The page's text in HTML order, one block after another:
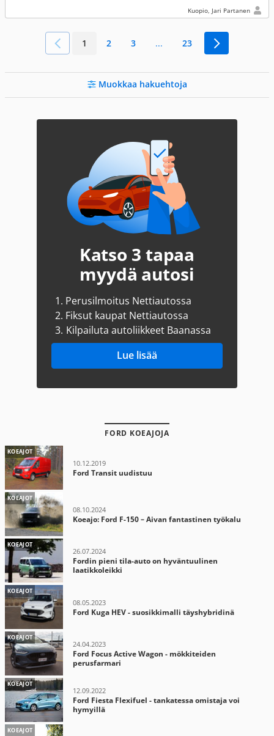
Kuopio, Jari Partanen
1 2 3 ... 23
Muokkaa hakuehtoja
Katso 3 tapaa
myydä autosi
1. Perusilmoitus Nettiautossa
2. Fiksut kaupat Nettiautossa
3. Kilpailuta autoliikkeet Baanassa
Lue lisää
FORD KOEAJOJA
KOEAJOT
10.12.2019
Ford Transit uudistuu
KOEAJOT
08.10.2024
Koeajo: Ford F-150 – Aivan fantastinen työkalu
KOEAJOT
26.07.2024
Fordin pieni tila-auto on hyväntuulinen
laatikkoleikki
KOEAJOT
08.05.2023
Ford Kuga HEV - suosikkimalli täyshybridinä
KOEAJOT
24.04.2023
Ford Focus Active Wagon - mökkiteiden
perusfarmari
KOEAJOT
12.09.2022
Ford Fiesta Flexifuel - tankatessa omistaja voi
hymyillä
KOEAJOT